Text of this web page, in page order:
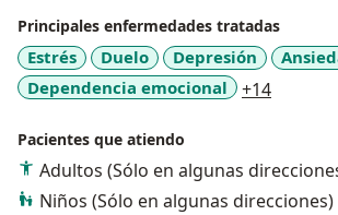
noches, aquello que nubla tu
permite observar las diferentes aristas
situación. Juntas/os descubriremos
toma de decisiones, la resolución de
control emocional, tu capacidad de
momentos de crisis, problemas
Principales enfermedades tratadas
Estrés Duelo Depresión
Dependencia emocional
+14
Pacientes que atiendo
Adultos (Sólo en algunas
Niños (Sólo en algunas direcciones)